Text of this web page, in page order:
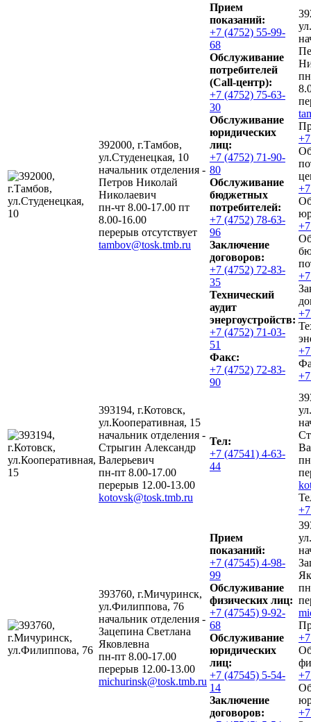
392000, г.Тамбов,
ул.Студенецкая, 10
начальник отделения -
Петров Николай
Николаевич
пн-чт 8.00-17.00 пт
8.00-16.00
перерыв отсутствует
tambov@tosk.tmb.ru
Прием
показаний:
+7 (4752) 55-99-
68
Обслуживание
потребителей
(Call-центр):
+7 (4752) 75-63-
30
Обслуживание
юридических
лиц:
+7 (4752) 71-90-
80
Обслуживание
бюджетных
потребителей:
+7 (4752) 78-63-
96
Заключение
договоров:
+7 (4752) 72-83-
35
Технический
аудит
энергоустройств:
+7 (4752) 71-03-
51
Факс:
+7 (4752) 72-83-
90
393194, г.Котовск,
ул.Кооперативная, 15
начальник отделения -
Стрыгин Александр
Валерьевич
пн-пт 8.00-17.00
перерыв 12.00-13.00
kotovsk@tosk.tmb.ru
Тел:
+7 (47541) 4-63-
44
393760, г.Мичуринск,
ул.Филиппова, 76
начальник отделения -
Зацепина Светлана
Яковлевна
пн-пт 8.00-17.00
перерыв 12.00-13.00
michurinsk@tosk.tmb.ru
Прием
показаний:
+7 (47545) 4-98-
99
Обслуживание
физических лиц:
+7 (47545) 9-92-
68
Обслуживание
юридических
лиц:
+7 (47545) 5-54-
14
Заключение
договоров: